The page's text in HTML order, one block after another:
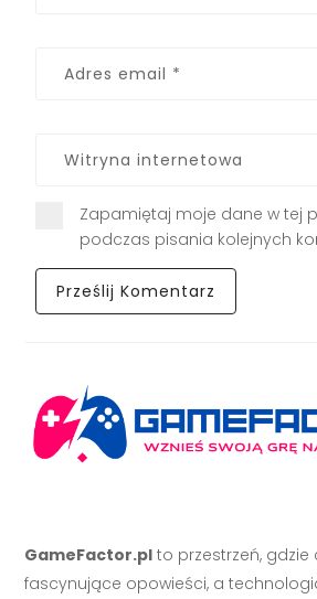
Zapamiętaj moje dane w tej
podczas pisania kolejnych
GameFactor.pl to przestrzeń, gdzie
fascynujące opowieści, a